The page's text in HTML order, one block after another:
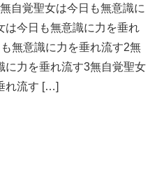
自覚聖女は今日も無意識に
は今日も無意識に力を垂れ
無意識に力を垂れ流す2無
に力を垂れ流す3無自覚聖女
れ流す […]